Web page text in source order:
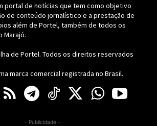
portal de notícias que tem como objetivo
de conteúdo jornalístico e a prestação de
além de Portel, também de todos os
Marajó.
de Portel. Todos os direitos reservados
marca comercial registrada no Brasil.
- Publicidade -